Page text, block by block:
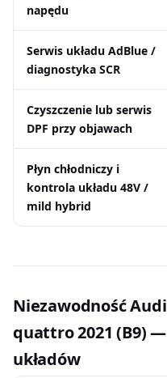
napędu
Serwis układu AdBlue /
diagnostyka SCR
Czyszczenie lub serwis
DPF przy objawach
Płyn chłodniczy i
kontrola układu 48V /
mild hybrid
Niezawodność Audi
quattro 2021 (B9)
układów